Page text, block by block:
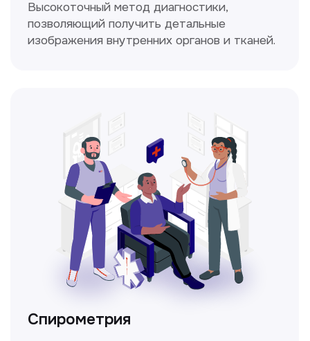
уха, горла и носа с использованием
современных методик.
Прайс-лист
Не нашли нужную
Заполните форму, и мы всё
уточним!